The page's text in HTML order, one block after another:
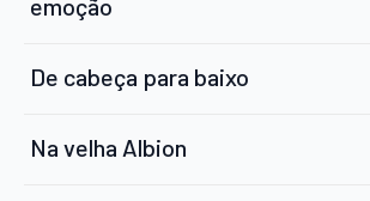
De cabeça para baixo
Na velha Albion